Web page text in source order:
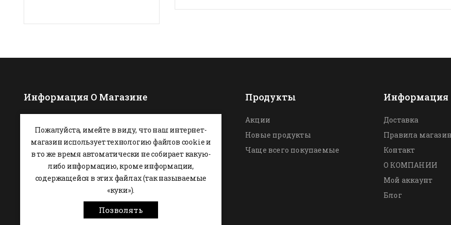
Информация О Магазине
Ul. Podchorążych 7
0048 48 364 09 46
+48 537-970-390
Mon-Fri: 9-18; Sat: 9-14
Продукты
Акции
Новые продукты
Чаще всего покупаемые
Информация
Доставка
Правила
Контакт
О КОМПАНИИ
Мой аккаунт
Блог
Пожалуйста, имейте в виду, что наш интернет-
магазин использует технологию файлов cookie и
в то же время автоматически не собирает какую-
либо информацию, кроме информации,
содержащейся в этих файлах (так называемые
«куки»).
Позволять